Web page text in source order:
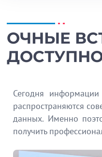
ОЧНЫЕ
Сегодня
распространяются
данных. Именно
получить